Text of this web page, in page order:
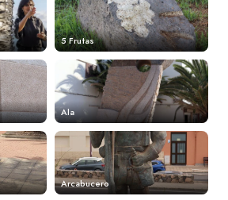
5 Frutas
Ala
Arcabucero